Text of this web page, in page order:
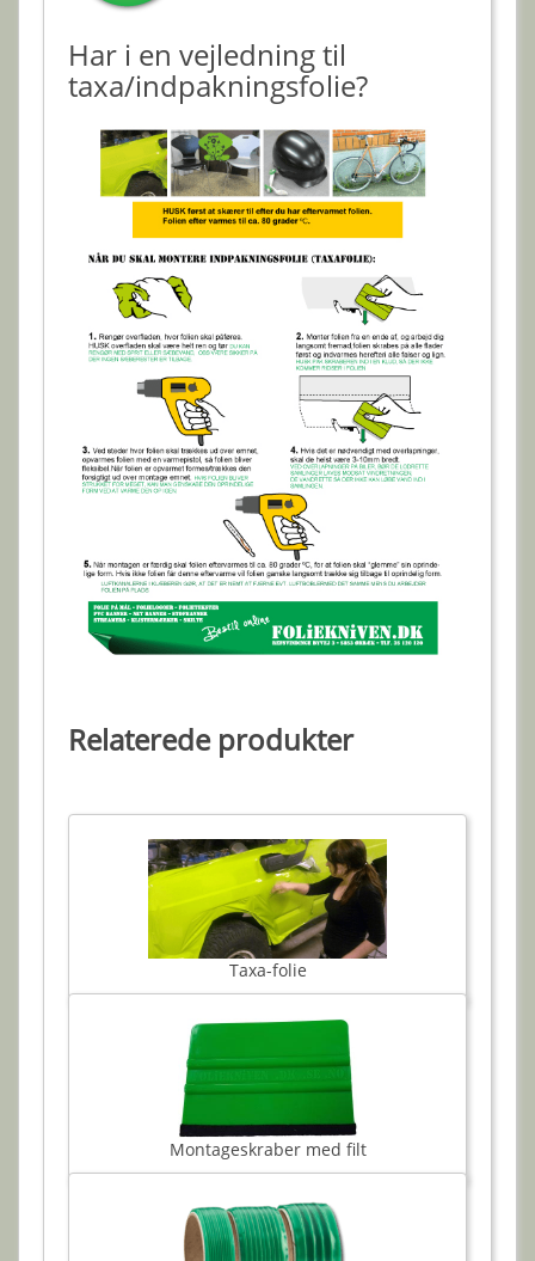
Har i en vejledning til
taxa/indpakningsfolie?
Relaterede produkter
Taxa-folie
Montageskraber med filt